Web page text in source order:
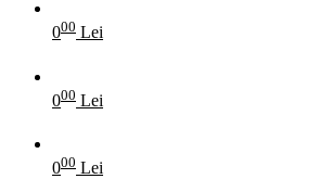
000 Lei
000 Lei
000 Lei